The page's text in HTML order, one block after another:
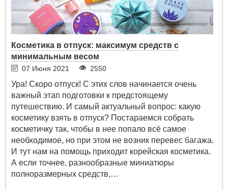
Косметика в отпуск: максимум средств с
минимальным весом
07 Июня 2021 2550
Ура! Скоро отпуск! С этих слов начинается очень
важный этап подготовки к предстоящему
путешествию. И самый актуальный вопрос: какую
косметику взять в отпуск? Постараемся собрать
косметичку так, чтобы в нее попало всё самое
необходимое, но при этом не возник перевес багажа.
И тут нам на помощь приходит корейская косметика.
А если точнее, разнообразные миниатюры
полноразмерных средств,…